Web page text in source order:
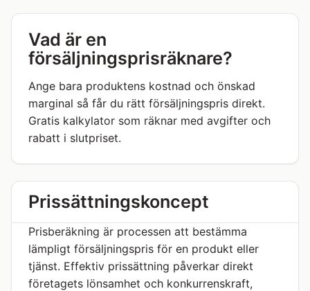
Vad är en
försäljningsprisräknare?
Ange bara produktens kostnad och önskad
marginal så får du rätt försäljningspris direkt.
Gratis kalkylator som räknar med avgifter och
rabatt i slutpriset.
Prissättningskoncept
Prisberäkning är processen att bestämma
lämpligt försäljningspris för en produkt eller
tjänst. Effektiv prissättning påverkar direkt
företagets lönsamhet och konkurrenskraft,